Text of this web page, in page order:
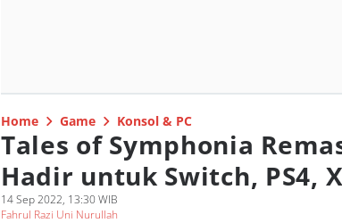
Home Game Konsol & PC
Tales of Symphonia
Hadir untuk Switch, PS4,
14 Sep 2022, 13:30 WIB
Fahrul Razi Uni Nurullah